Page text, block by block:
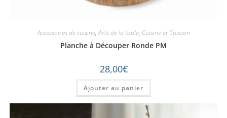
Accessoires de cuisine,Arts de la table, Cuisine et Cuisson
Planche à Découper Ronde PM
28,00€
Ajouter au panier